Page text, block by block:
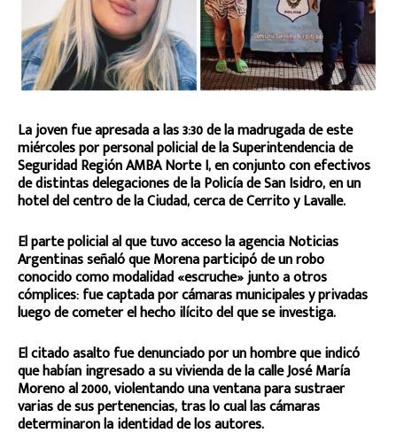
La joven fue apresada a las 3:30 de la madrugada de este
miércoles por personal policial de la Superintendencia de
Seguridad Región AMBA Norte I, en conjunto con efectivos
de distintas delegaciones de la Policía de San Isidro, en un
hotel del centro de la Ciudad, cerca de Cerrito y Lavalle.
El parte policial al que tuvo acceso la agencia Noticias
Argentinas señaló que Morena participó de un robo
conocido como modalidad «escruche» junto a otros
cómplices: fue captada por cámaras municipales y privadas
luego de cometer el hecho ilícito del que se investiga.
El citado asalto fue denunciado por un hombre que indicó
que habían ingresado a su vivienda de la calle José María
Moreno al 2000, violentando una ventana para sustraer
varias de sus pertenencias, tras lo cual las cámaras
determinaron la identidad de los autores.